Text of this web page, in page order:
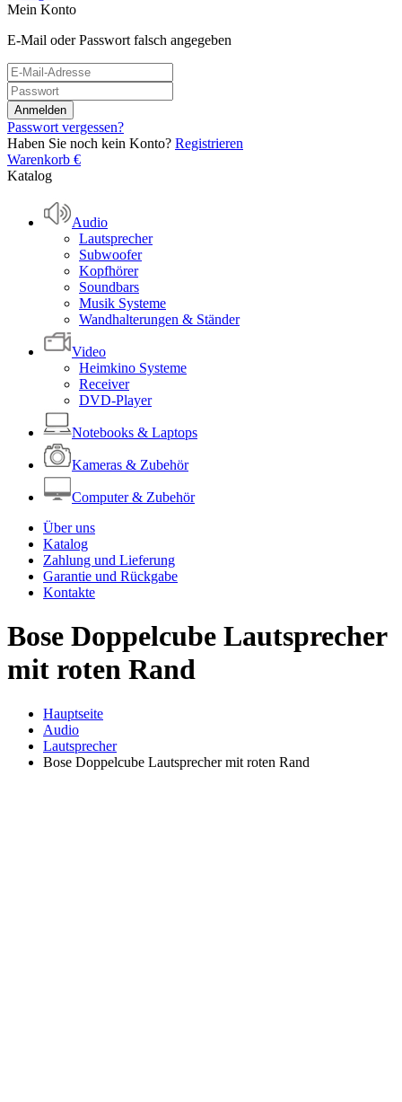
Mein Konto
E-Mail oder Passwort falsch angegeben
Passwort vergessen?
Haben Sie noch kein Konto? Registrieren
Warenkorb €
Katalog
Audio
Lautsprecher
Subwoofer
Kopfhörer
Soundbars
Musik Systeme
Wandhalterungen & Ständer
Video
Heimkino Systeme
Receiver
DVD-Player
Notebooks & Laptops
Kameras & Zubehör
Computer & Zubehör
Über uns
Katalog
Zahlung und Lieferung
Garantie und Rückgabe
Kontakte
Bose Doppelcube Lautsprecher
mit roten Rand
Hauptseite
Audio
Lautsprecher
Bose Doppelcube Lautsprecher mit roten Rand